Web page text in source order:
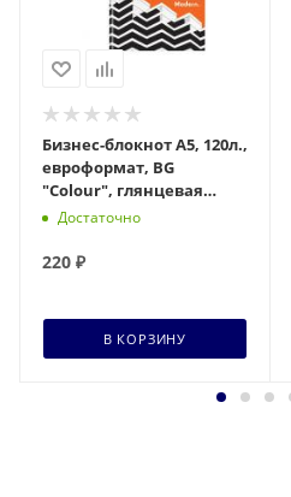
Бизнес-блокнот А5, 120л.,
евроформат, BG
"Colour", глянцевая
ламинация
Достаточно
220 ₽
В КОРЗИНУ